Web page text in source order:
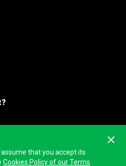
that you accept its
Cookies Policy of our Terms